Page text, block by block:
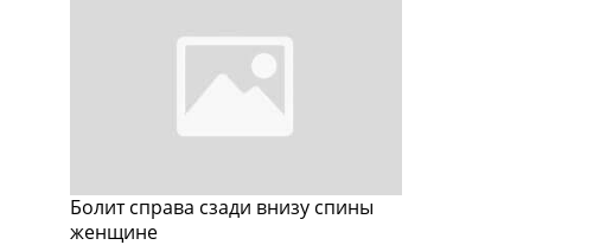
Болит справа сзади внизу спины
женщине